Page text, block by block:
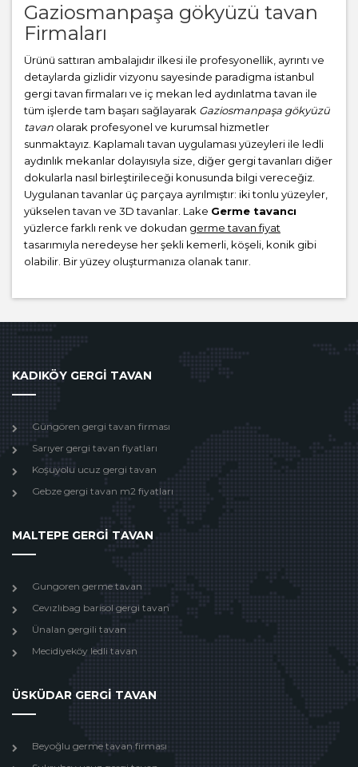
Gaziosmanpaşa gökyüzü tavan
Firmaları
Ürünü sattıran ambalajıdır ilkesi ile profesyonellik, ayrıntı ve
detaylarda gizlidir vizyonu sayesinde paradigma istanbul
gergi tavan firmaları ve iç mekan led aydınlatma tavan ile
tüm işlerde tam başarı sağlayarak Gaziosmanpaşa gökyüzü
tavan olarak profesyonel ve kurumsal hizmetler
sunmaktayız. Kaplamalı tavan uygulaması yüzeyleri ile ledli
aydınlık mekanlar dolayısıyla size, diğer gergi tavanları diğer
dokularla nasıl birleştirileceği konusunda bilgi vereceğiz.
Uygulanan tavanlar üç parçaya ayrılmıştır: iki tonlu yüzeyler,
yükselen tavan ve 3D tavanlar. Lake Germe tavancı
yüzlerce farklı renk ve dokudan germe tavan fiyat
tasarımıyla neredeyse her şekli kemerli, köşeli, konik gibi
olabilir. Bir yüzey oluşturmanıza olanak tanır.
KADIKÖY GERGİ TAVAN
Güngören gergi tavan firması
Sarıyer gergi tavan fiyatları
Koşuyolu ucuz gergi tavan
Gebze gergi tavan m2 fiyatları
MALTEPE GERGİ TAVAN
Gungoren germe tavan
Cevızlıbag barisol gergi tavan
Ünalan gergili tavan
Mecidiyeköy ledli tavan
ÜSKÜDAR GERGİ TAVAN
Beyoğlu germe tavan firması